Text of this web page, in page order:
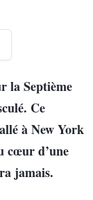
la Septième
Ce
à New York
cœur d’une
jamais.